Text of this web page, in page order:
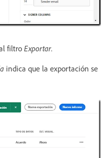
filtroExportar.
indica que la exportación se